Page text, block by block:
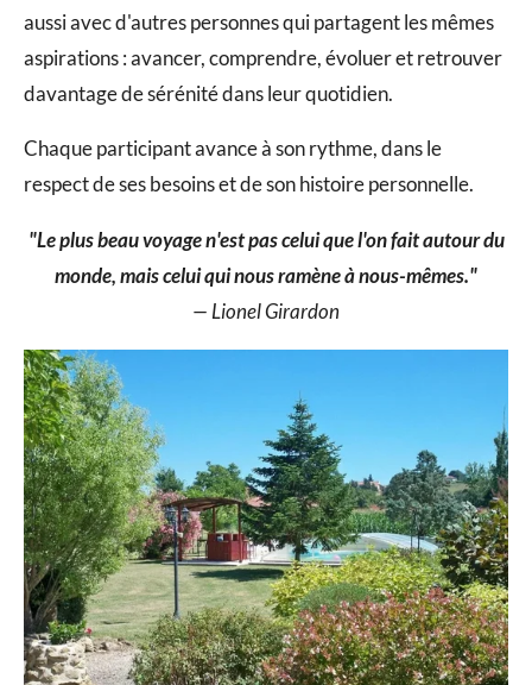
aussi avec d'autres personnes qui partagent les mêmes
aspirations : avancer, comprendre, évoluer et retrouver
davantage de sérénité dans leur quotidien.
Chaque participant avance à son rythme, dans le
respect de ses besoins et de son histoire personnelle.
"Le plus beau voyage n'est pas celui que l'on fait autour du
monde, mais celui qui nous ramène à nous-mêmes."
— Lionel Girardon